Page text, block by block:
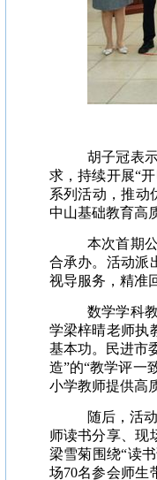
胡子冠表
求，持续开展“
系列活动，推动
中山基础教育高
本次首期
合承办。活动派
视导服务，精准
数学学科
学梁梓晴老师执
基本功。民进市
造”的“教学评一
小学教师提供高
随后，活
师读书分享、现
梁雪菊围绕“读
场70名参会师生